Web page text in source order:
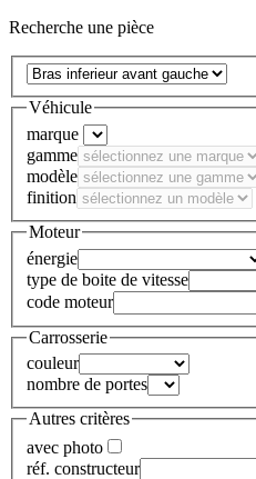
Recherche une pièce
Véhicule
marque
gamme
modèle
finition
Moteur
énergie
type de boite de vitesse
code moteur
Carrosserie
couleur
nombre de portes
Autres critères
avec photo
réf. constructeur